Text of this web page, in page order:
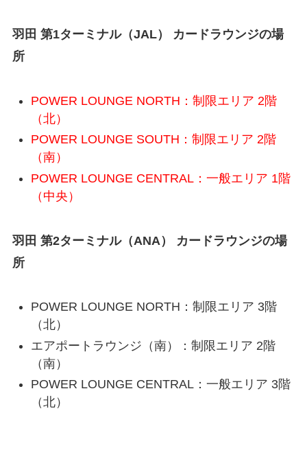
羽田 第1ターミナル（JAL） カードラウンジの場
所
POWER LOUNGE NORTH：制限エリア 2階
（北）
POWER LOUNGE SOUTH：制限エリア 2階
（南）
POWER LOUNGE CENTRAL：一般エリア 1階
（中央）
羽田 第2ターミナル（ANA） カードラウンジの場
所
POWER LOUNGE NORTH：制限エリア 3階
（北）
エアポートラウンジ（南）：制限エリア 2階
（南）
POWER LOUNGE CENTRAL：一般エリア 3階
（北）